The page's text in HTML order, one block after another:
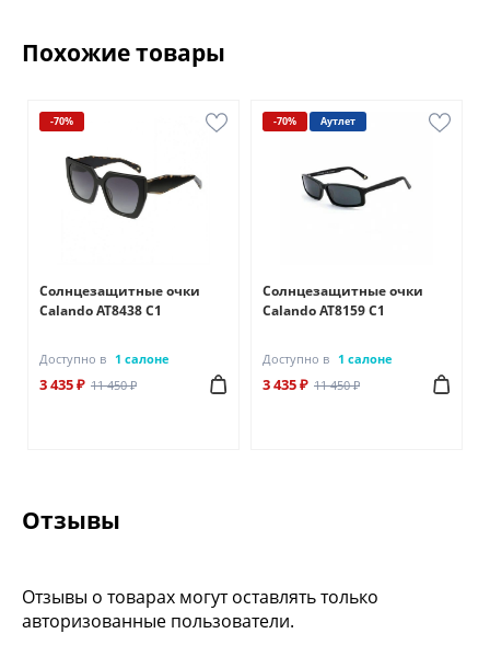
Похожие товары
-70%
Солнцезащитные очки
Calando AT8438 C1
Доступно в 1 салоне
3 435 ₽ 11 450 ₽
-70% Аутлет
Солнцезащитные очки
Calando AT8159 C1
Доступно в 1 салоне
3 435 ₽ 11 450 ₽
Отзывы
Отзывы о товарах могут оставлять только
авторизованные пользователи.